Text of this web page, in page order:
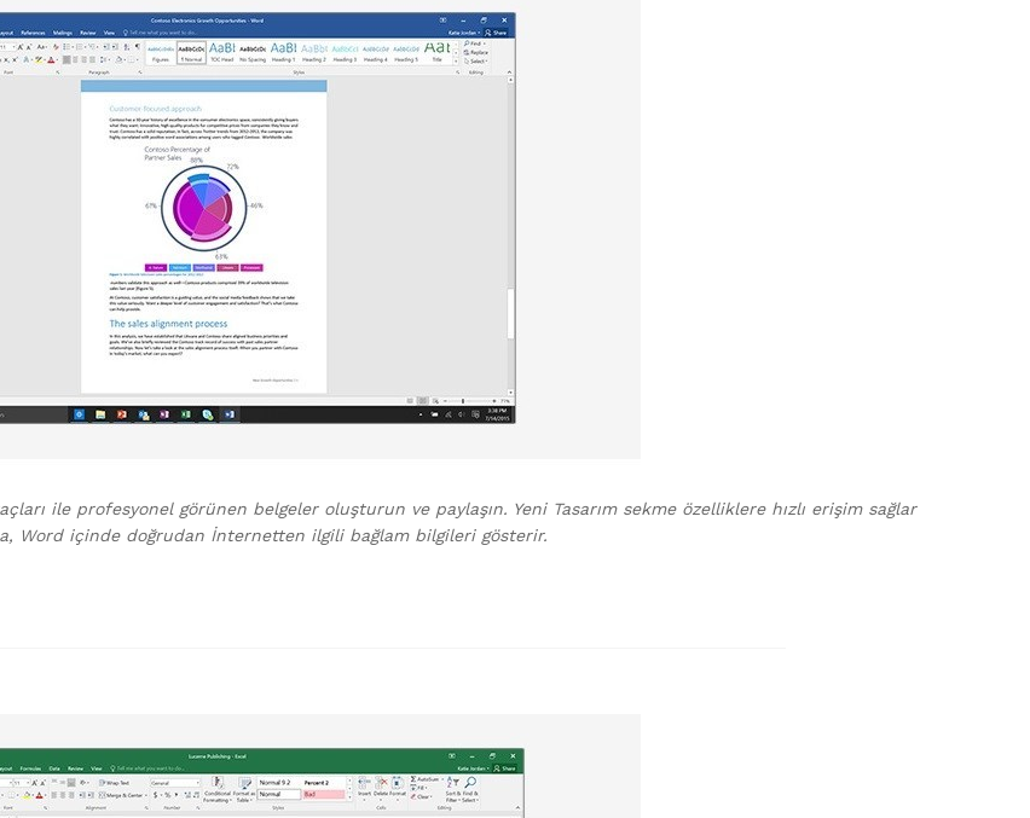
ile profesyonel görünen belgeler oluşturun ve paylaşın. Yeni Tasarım sekme özelliklere hızlı erişim sağlar
Word içinde doğrudan İnternetten ilgili bağlam bilgileri gösterir.